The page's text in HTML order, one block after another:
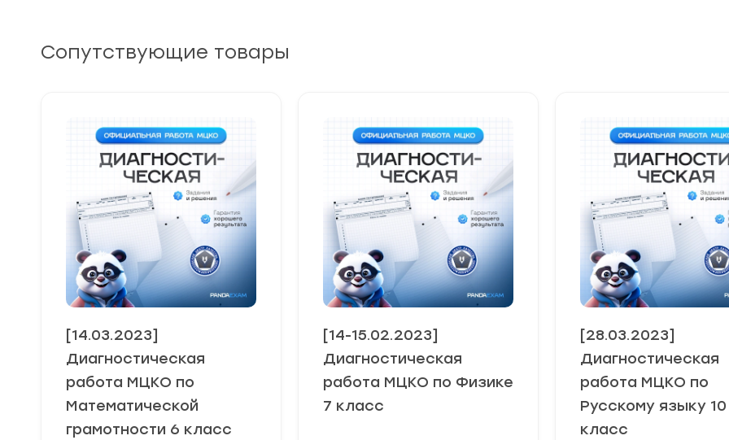
Сопутствующие товары
[14.03.2023]
Диагностическая
работа МЦКО по
Математической
грамотности 6 класс
[14-15.02.2023]
Диагностическая
работа МЦКО по Физике
7 класс
[28.03.2023]
Диагностическая
работа МЦКО по
Русскому языку 10
класс